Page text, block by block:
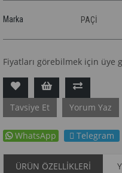
Marka PAÇİ
Fiyatları görebilmek için üye
Tavsiye Et Yorum Yaz
WhatsApp Telegram
ÜRÜN ÖZELLIKLERI